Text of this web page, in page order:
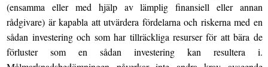
(ensamma eller med hjälp av lämplig finansiell eller annan
rådgivare) är kapabla att utvärdera fördelarna och riskerna med en
sådan investering och som har tillräckliga resurser för att bära de
förluster som en sådan investering kan resultera i.